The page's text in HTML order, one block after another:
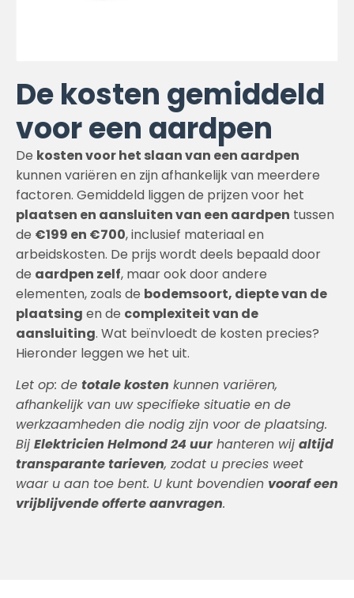
De kosten gemiddeld
voor een aardpen
De kosten voor het slaan van een aardpen
kunnen variëren en zijn afhankelijk van meerdere
factoren. Gemiddeld liggen de prijzen voor het
plaatsen en aansluiten van een aardpen tussen
de €199 en €700, inclusief materiaal en
arbeidskosten. De prijs wordt deels bepaald door
de aardpen zelf, maar ook door andere
elementen, zoals de bodemsoort, diepte van de
plaatsing en de complexiteit van de
aansluiting. Wat beïnvloedt de kosten precies?
Hieronder leggen we het uit.
Let op: de totale kosten kunnen variëren,
afhankelijk van uw specifieke situatie en de
werkzaamheden die nodig zijn voor de plaatsing.
Bij Elektricien Helmond 24 uurhanteren wij altijd
transparante tarieven, zodat u precies weet
waar u aan toe bent. U kunt bovendien vooraf een
vrijblijvende offerte aanvragen.